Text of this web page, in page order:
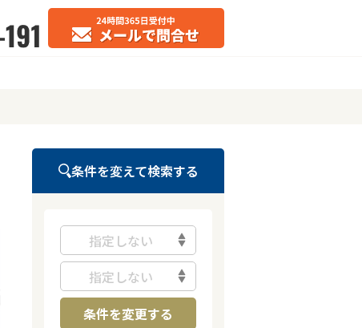
条件を変えて検索する
指定しない
指定しない
条件を変更する